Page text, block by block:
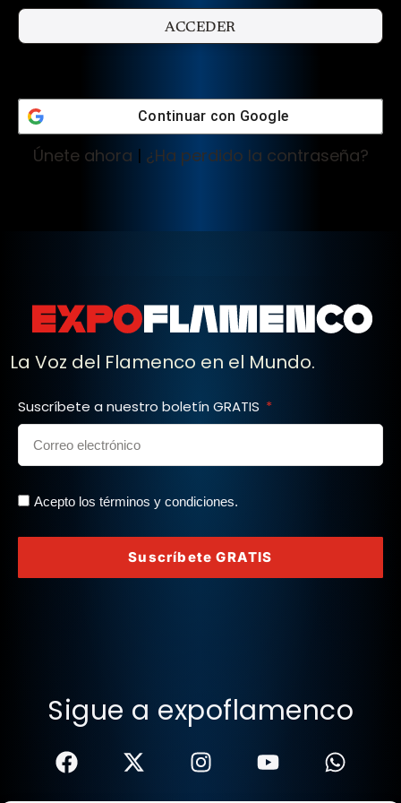
Continuar con Google
Únete ahora | ¿Ha perdido la contraseña?
La Voz del Flamenco en el Mundo.
Suscríbete a nuestro boletín GRATIS
Acepto los términos y condiciones.
Suscríbete GRATIS
Sigue a expoflamenco